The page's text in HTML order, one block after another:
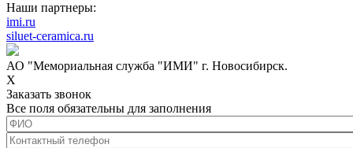
Наши партнеры:
imi.ru
siluet-ceramica.ru
АО "Мемориальная служба "ИМИ" г. Новосибирск.
X
Заказать звонок
Все поля обязательны для заполнения
ФИО
Контактный телефон